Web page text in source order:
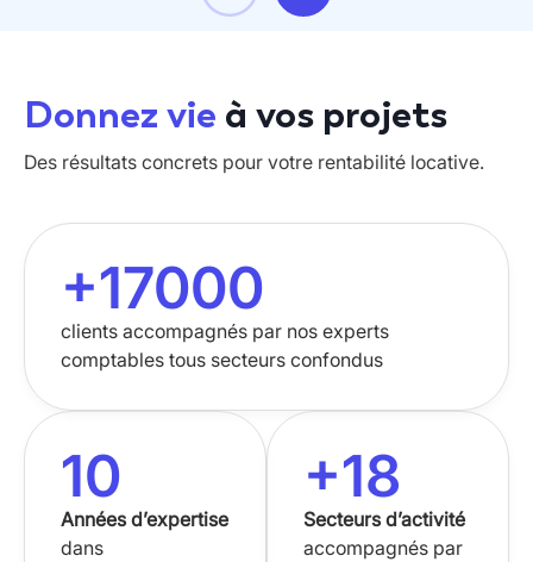
Donnez vie à vos projets
Des résultats concrets pour votre rentabilité locative.
+17000
clients accompagnés par nos experts
comptables tous secteurs confondus
10
Années d’expertise
dans
+18
Secteurs d’activité
accompagnés par